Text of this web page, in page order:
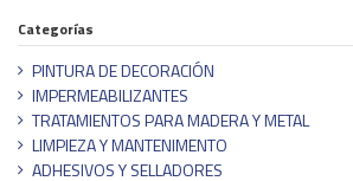
Categorías
PINTURA DE DECORACIÓN
IMPERMEABILIZANTES
TRATAMIENTOS PARA MADERA Y METAL
LIMPIEZA Y MANTENIMENTO
ADHESIVOS Y SELLADORES